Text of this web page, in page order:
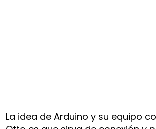
La idea de Arduino y su equipo